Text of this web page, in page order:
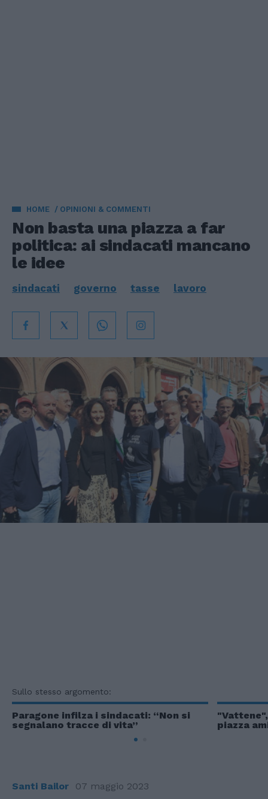
HOME OPINIONI & COMMENTI
Non basta una piazza a far
politica: ai sindacati mancano
le idee
sindacati governo tasse lavoro
Sullo stesso argomento:
Paragone infilza i sindacati: “Non si
segnalano tracce di vita”
piazza
Santi Bailor 07 maggio 2023